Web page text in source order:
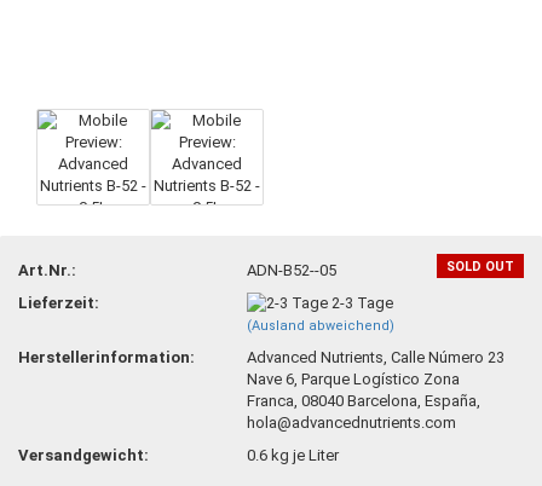
SOLD OUT
Art.Nr.:
ADN-B52--05
Lieferzeit:
2-3 Tage
(Ausland abweichend)
Herstellerinformation:
Advanced Nutrients, Calle Número 23
Nave 6, Parque Logístico Zona
Franca, 08040 Barcelona, España,
hola@advancednutrients.com
Versandgewicht:
0.6 kg je Liter